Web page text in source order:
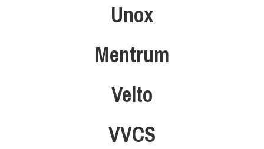
Unox
Mentrum
Velto
VVCS